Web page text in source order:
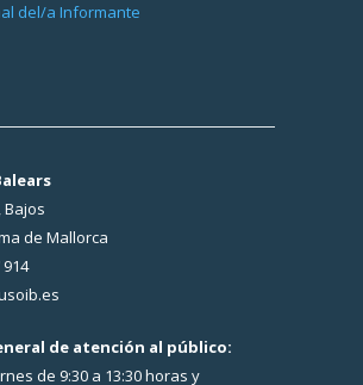
del/a Informante
Bajos
de Mallorca
914
de atención al público:
de 9:30 a 13:30 horas y